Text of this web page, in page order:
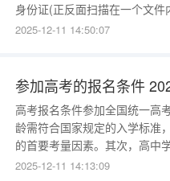
身份证(正反面扫描在一个文
明(大庆市单位工作证明或大庆
2025-12-11 14:50:07
参加高考的报名条件
高考报名条件参加全国统一高
龄需符合国家规定的入学标准
的首要考量因素。其次，高中
三年的学籍记录。这确保了学
2025-12-11 14:13:09